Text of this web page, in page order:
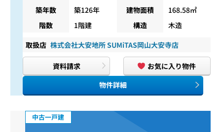
築年数
築126年 建物面積
168.58㎡
階数
1階建 構造 木造
取扱店 株式会社大安地所 SUMiTAS岡山大安寺店
資料請求
お気に入り物件
物件詳細
中古一戸建